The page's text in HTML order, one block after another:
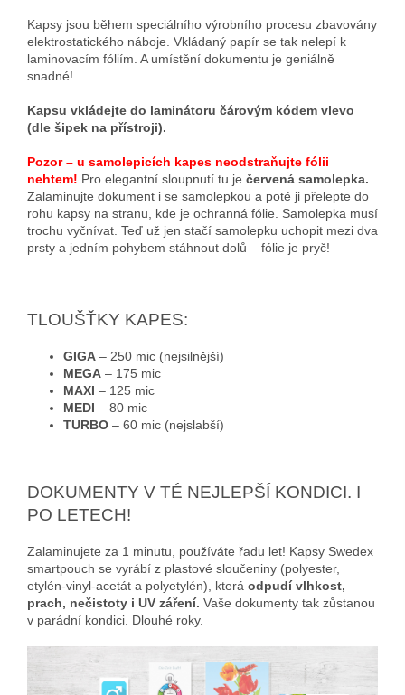
Kapsy jsou během speciálního výrobního procesu zbavovány
elektrostatického náboje. Vkládaný papír se tak nelepí k
laminovacím fóliím. A umístění dokumentu je geniálně
snadné!
Kapsu vkládejte do laminátoru čárovým kódem vlevo
(dle šipek na přístroji).
Pozor – u samolepicích kapes neodstraňujte fólii
nehtem! Pro elegantní sloupnutí tu je červená samolepka.
Zalaminujte dokument i se samolepkou a poté ji přelepte do
rohu kapsy na stranu, kde je ochranná fólie. Samolepka musí
trochu vyčnívat. Teď už jen stačí samolepku uchopit mezi dva
prsty a jedním pohybem stáhnout dolů – fólie je pryč!
TLOUŠŤKY KAPES:
GIGA – 250 mic (nejsilnější)
MEGA – 175 mic
MAXI – 125 mic
MEDI – 80 mic
TURBO – 60 mic (nejslabší)
DOKUMENTY V TÉ NEJLEPŠÍ KONDICI. I
PO LETECH!
Zalaminujete za 1 minutu, používáte řadu let! Kapsy Swedex
smartpouch se vyrábí z plastové sloučeniny (polyester,
etylén-vinyl-acetát a polyetylén), která odpudí vlhkost,
prach, nečistoty i UV záření. Vaše dokumenty tak zůstanou
v parádní kondici. Dlouhé roky.